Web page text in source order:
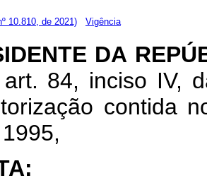
10.810, de 2021) Vigência
DA
84, inciso IV,
contida